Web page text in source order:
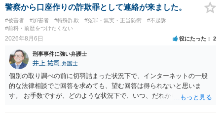
護観察所と連携した職業支援の内容や具体的な就労・監督状況） ・監
督者の証言 など、証拠で担保された客観性と実現可能性があるもので
なければあまり意味がありません。 もともと執行猶予が狙える事案で
あれば本人の反省の言葉だけで十分であり、実刑となるか微妙な事案
いうのが実感です。
警察から口座作りの詐欺罪として連絡が来ました。
#被害者 #加害者 #特殊詐欺 #冤罪・無実・正当防衛
#不起訴
#前科・前歴をつけたくない
2026年8月6日 役にたった 2
刑事事件に強い弁護士
井上 祐司 弁護士
個別の取り調べの前に切羽詰まった状況下で、インターネットの一般
的な法律相談でご回答を求めても、望む回答は得られないと思いま
す。 お手数ですが、どのような状況下で、いつ、だれからどのような
の程度だと聞いているのかということについて、お近くで詳細な法律